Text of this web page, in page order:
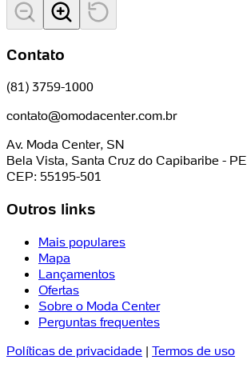
Contato
(81) 3759-1000
contato@omodacenter.com.br
Av. Moda Center, SN
Bela Vista, Santa Cruz do Capibaribe - PE
CEP: 55195-501
Outros links
Mais populares
Mapa
Lançamentos
Ofertas
Sobre o Moda Center
Perguntas frequentes
Políticas de privacidade | Termos de uso